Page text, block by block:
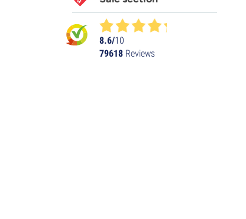
8.6/10
79618 Reviews